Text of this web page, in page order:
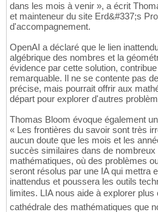
dans les mois à venir », a écrit
et mainteneur du site Erd&#337;s
d'accompagnement.
OpenAI a déclaré que le lien
algébrique des nombres et la
évidence par cette solution,
remarquable. Il ne se contente pas
précise, mais pourrait offrir aux
départ pour explorer d'autres
Thomas Bloom évoque également
« Les frontières du savoir sont très
aucun doute que les mois et les
succès similaires dans de
mathématiques, où des problèmes
seront résolus par une IA qui mettra
inattendus et poussera les outils
limites. LIA nous aide à explorer
cathédrale des mathématiques que